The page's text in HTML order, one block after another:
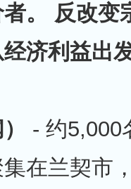
。 反改变
济利益出
- 约5,000
在兰契市